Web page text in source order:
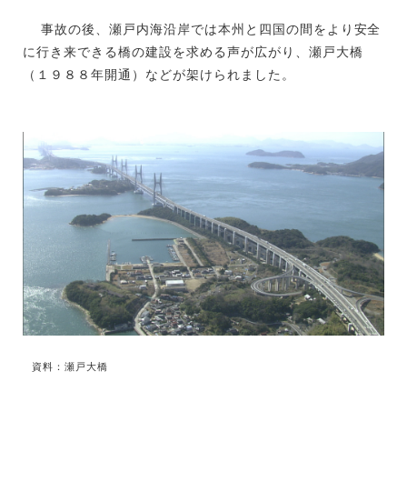
事故の後、瀬戸内海沿岸では本州と四国の間をより安全
に行き来できる橋の建設を求める声が広がり、瀬戸大橋
（１９８８年開通）などが架けられました。
資料：瀬戸大橋